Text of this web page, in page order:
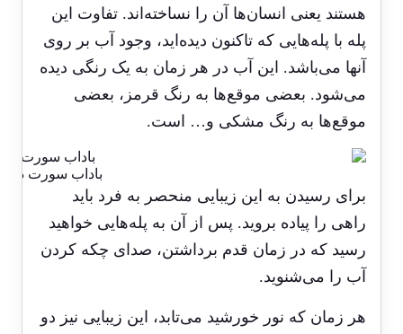
هستند یعنی انسان‌ها آن را نساخته‌اند. تفاوت این
پله با پله‌هایی که تاکنون دیده‌اید، وجود آب بر روی
آنها می‌باشد. این آب در هر زمان به یک رنگی دیده
می‌شود. بعضی موقع‌ها به رنگ قرمز، بعضی
موقع‌ها به رنگ مشکی و… است.
باداب سورت در
برای رسیدن به این زیبایی منحصر به فرد باید
راهی را پیاده بروید. پس از آن به پله‌هایی خواهید
رسید که در زمان قدم برداشتن، صدای چکه کردن
آب را می‌شنوید.
هر زمان که نور خورشید می‌تابد، این زیبایی نیز دو